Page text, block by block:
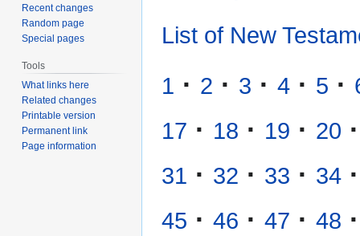
List of New
1 · 2 · 3 · 4 · 5 ·
17 · 18 · 19 · 20 ·
31 · 32 · 33 · 34 ·
45 · 46 · 47 · 48 ·
Recent changes
Random page
Special pages
Tools
What links here
Related changes
Printable version
Permanent link
Page information